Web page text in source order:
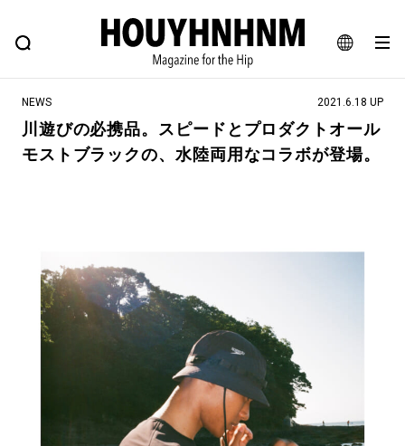
JA
EN
FEATURE BLOG SNAP
ヒップなファッション、カルチャー、ライフスタイルWEBマガジン
#路地裏てぃーん。
#GH 銘品の所以 #フイナムのYouTube
#Commune H #FOCUS IT #AH.H
#FASHION #MOVIE
#SNEAKER #OUTDOOR
#HANDSOME HANDBOOK
NEWS 2021.6.18 UP
川遊びの必携品。スピードとプロダクトオール
モストブラックの、水陸両用なコラボが登場。